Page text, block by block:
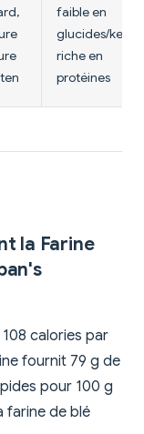
faible en
glucides/keto,
riche en
protéines
la Farine
calories par
fournit 79 g de
pour 100 g
farine de blé